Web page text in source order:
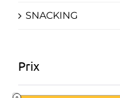
SNACKING
Prix